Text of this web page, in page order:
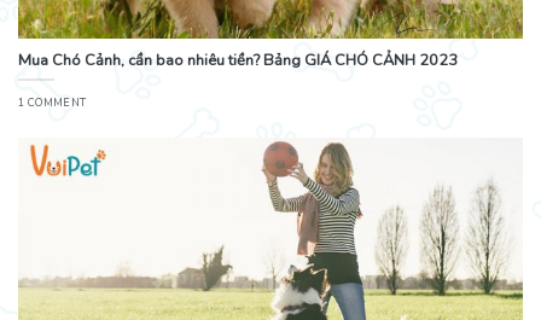
Mua Chó Cảnh, cần bao nhiêu tiền? Bảng GIÁ CHÓ CẢNH 2023
1 COMMENT